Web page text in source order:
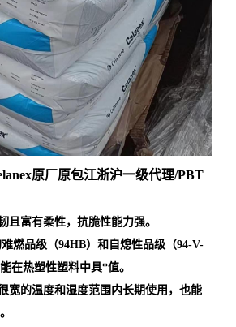
原厂原包江浙沪一级代理/PBT
且富有柔性，抗脆性能力强。
燃品级（94HB）和自熄性品级（94-V-
在热塑性塑料中具*值。
宽的温度和湿度范围内长期使用，也能